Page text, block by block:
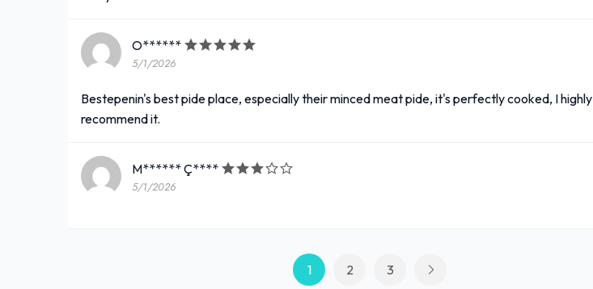
O******
5/1/2026
Bestepenin's best pide place, especially their minced meat pide, it's perfectly cooked, I highly
recommend it.
M****** Ç****
5/1/2026
1 2 3